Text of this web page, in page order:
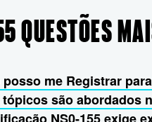
QUESTÕES
me Registrar
são abordados